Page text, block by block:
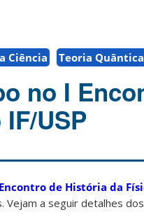
Ciência Teoria
no I
USP
de História da
Vejam a seguir detalhes